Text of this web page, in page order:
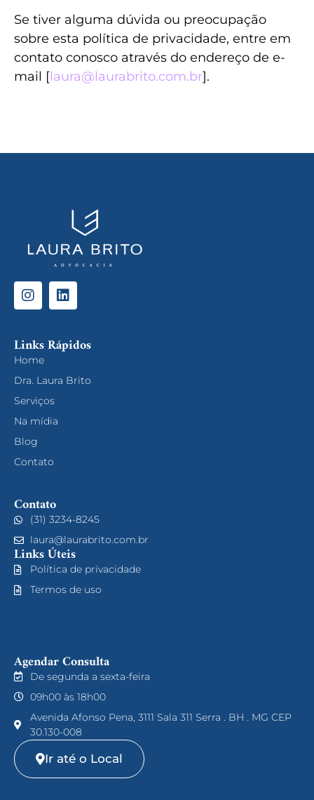
Se tiver alguma dúvida ou preocupação
sobre esta política de privacidade, entre em
contato conosco através do endereço de e-
mail [laura@laurabrito.com.br].
Links Rápidos
Home
Dra. Laura Brito
Serviços
Na mídia
Blog
Contato
Contato
(31) 3234-8245
laura@laurabrito.com.br
Links Úteis
Política de privacidade
Termos de uso
Agendar Consulta
De segunda a sexta-feira
09h00 às 18h00
Avenida Afonso Pena, 3111 Sala 311 Serra . BH . MG CEP
30.130-008
Ir até o Local